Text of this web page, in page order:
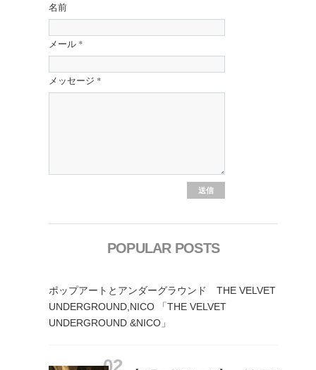
名前
メール *
メッセージ *
POPULAR POSTS
ポップアートとアンダーグラウンド THE VELVET
UNDERGROUND,NICO 「THE VELVET
UNDERGROUND &NICO」